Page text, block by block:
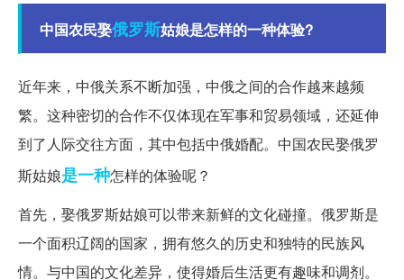
中国农民娶俄罗斯姑娘是怎样的一种体验?
近年来，中俄关系不断加强，中俄之间的合作越来越频
繁。这种密切的合作不仅体现在军事和贸易领域，还延伸
到了人际交往方面，其中包括中俄婚配。中国农民娶俄罗
斯姑娘是一种怎样的体验呢？
首先，娶俄罗斯姑娘可以带来新鲜的文化碰撞。俄罗斯是
一个面积辽阔的国家，拥有悠久的历史和独特的民族风
情。与中国的文化差异，使得婚后生活更有趣味和调剂。